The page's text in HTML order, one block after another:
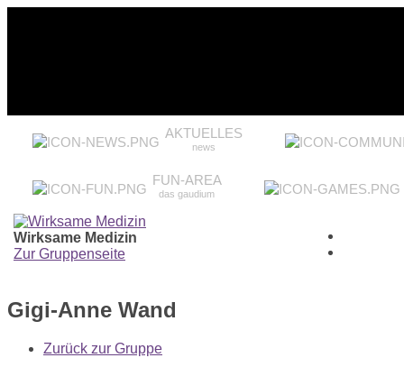
AKTUELLES
news
FUN-AREA
das gaudium
Wirksame Medizin
Zur Gruppenseite
Gigi-Anne Wand
Zurück zur Gruppe